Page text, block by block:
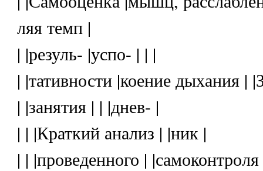
ляя темп |
| |резуль- |успо- | | |
| |тативности |коение дыхания |
| |занятия | | |днев- |
| | |Краткий анализ | |ник |
| | |проведенного | |самоконтроля